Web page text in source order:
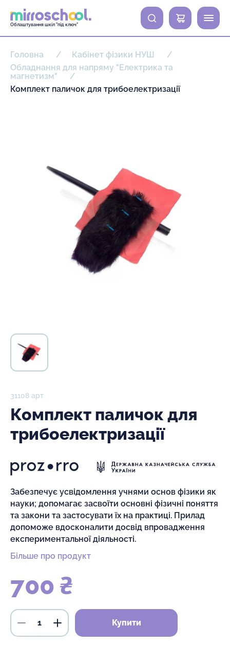
Облаштування шкіл "під ключ"
0
Головна
Кабінет фізики НУШ
Обладнання для напряму "Електрика та
магнетизм"
Комплект паличок для трибоелектризації
31108 арт
Комплект паличок для
трибоелектризації
Забезпечує усвідомлення учнями основ фізики як
науки; допомагає засвоїти основні фізичні поняття
та закони та застосувати їх на практиці. Прилад
допоможе вдосконалити досвід впровадження
експериментальної діяльності.
Більше про продукт
700 ₴
Купити